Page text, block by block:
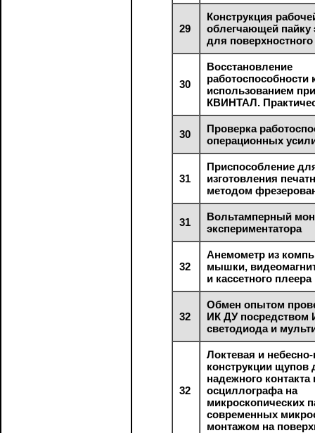
29
Конструкция
облегчающей пайку
для
30
Восстановление
работоспособности
использованием
КВИНТАЛ.
30
Проверка
операционных
31
Приспособление
изготовления
методом
31
Вольтамперный
экспериментатора
32
Анемометр из
мышки,
и кассетного плеера
32
Обмен опытом
ИК ДУ посредством
светодиода и
32
Локтевая и
конструкции щупов
надежного контакта
осциллографа на
микроскопических
современных
монтажом на